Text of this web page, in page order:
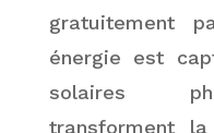
gratuitement
énergie est
solaires
transforment